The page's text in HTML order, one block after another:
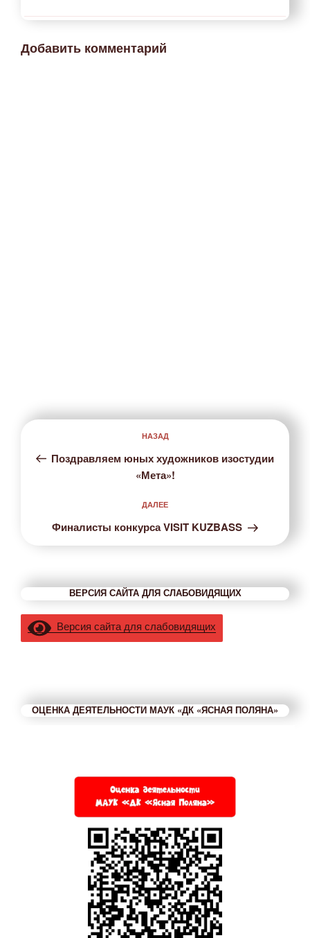
Добавить комментарий
Навигация
записям
Предыдущая
запись:
НАЗАД
Поздравляем юных художников изостудии
«Мета»!
Следующая
запись
ДАЛЕЕ
Финалисты конкурса VISIT KUZBASS
ВЕРСИЯ САЙТА ДЛЯ СЛАБОВИДЯЩИХ
Версия сайта для слабовидящих
ОЦЕНКА ДЕЯТЕЛЬНОСТИ МАУК «ДК «ЯСНАЯ ПОЛЯНА»